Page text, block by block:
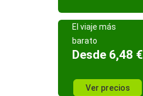
El viaje más
barato
Desde 6,48 €
Ver precios